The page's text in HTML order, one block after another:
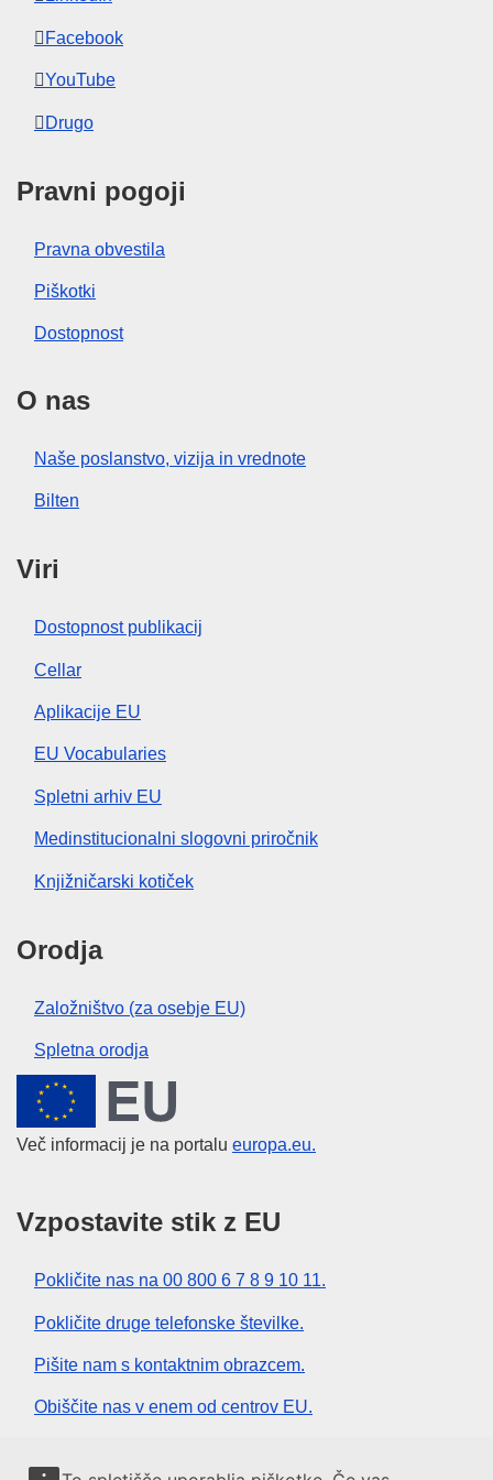
Facebook
YouTube
Drugo
Pravni pogoji
Pravna obvestila
Piškotki
Dostopnost
O nas
Naše poslanstvo, vizija in vrednote
Bilten
Viri
Dostopnost publikacij
Cellar
Aplikacije EU
EU Vocabularies
Spletni arhiv EU
Medinstitucionalni slogovni priročnik
Knjižničarski kotiček
Orodja
Založništvo (za osebje EU)
Spletna orodja
Evropska unija
Več informacij je na portalu europa.eu.
Vzpostavite stik z EU
Pokličite nas na 00 800 6 7 8 9 10 11.
Pokličite druge telefonske številke.
Pišite nam s kontaktnim obrazcem.
Obiščite nas v enem od centrov EU.
Družbeni mediji